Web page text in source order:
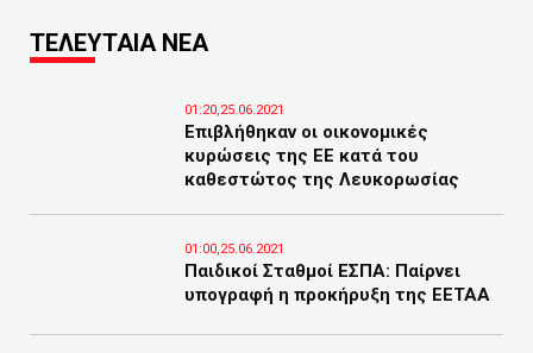
ΤΕΛΕΥΤΑΙΑ ΝΕΑ
01:20,25.06.2021
Επιβλήθηκαν οι οικονομικές
κυρώσεις της ΕΕ κατά του
καθεστώτος της Λευκορωσίας
01:00,25.06.2021
Παιδικοί Σταθμοί ΕΣΠΑ: Παίρνει
υπογραφή η προκήρυξη της ΕΕΤΑΑ